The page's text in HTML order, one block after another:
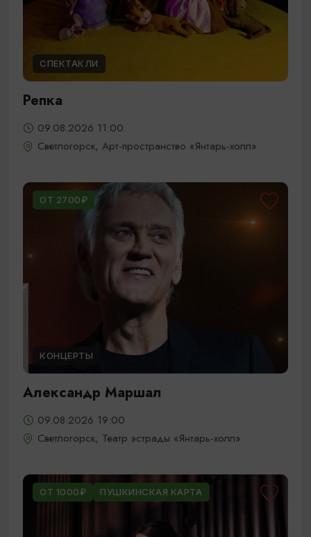
СПЕКТАКЛИ
Репка
09.08.2026 11:00
Светлогорск, Арт-пространство «Янтарь-холл»
ОТ 2700₽
КОНЦЕРТЫ
Александр Маршал
09.08.2026 19:00
Светлогорск, Театр эстрады «Янтарь-холл»
ОТ 1000₽ ПУШКИНСКАЯ КАРТА